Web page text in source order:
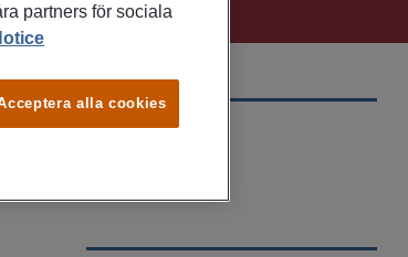
PLATS
partners för sociala
alla cookies